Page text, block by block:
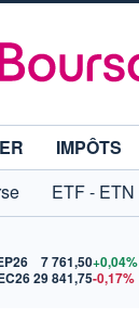
IMPÔTS
ETF - ETN
7 761,50+0,04%
29 841,75-0,17%